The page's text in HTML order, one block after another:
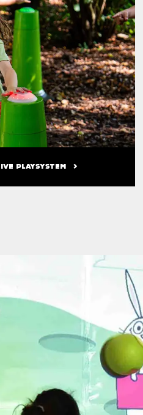
PLAYSYSTEM